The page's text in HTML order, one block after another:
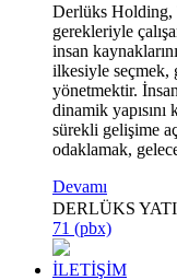
Derlüks Holding,
gerekleriyle
insan
ilkesiyle seçmek,
yönetmektir.
dinamik yapısını
sürekli gelişime
odaklamak,
Devamı
DERLÜKS
71 (pbx)
İLETİŞİM